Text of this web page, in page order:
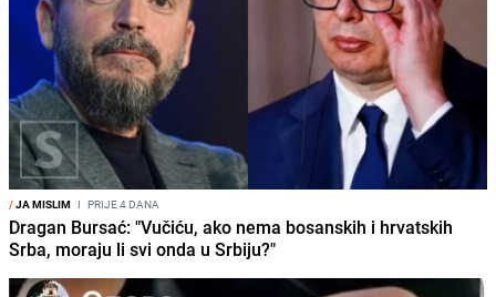
/JA MISLIM I PRIJE 4 DANA
Dragan Bursać: "Vučiću, ako nema bosanskih i hrvatskih
Srba, moraju li svi onda u Srbiju?"